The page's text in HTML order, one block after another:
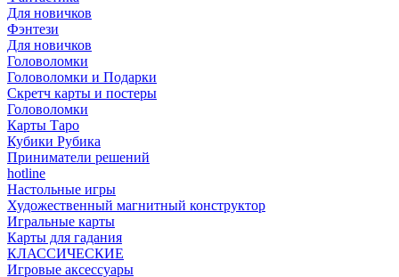
Для новичков
Фэнтези
Для новичков
Головоломки
Головоломки и Подарки
Cкретч карты и постеры
Головоломки
Карты Таро
Кубики Рубика
Приниматели решений
hotline
Настольные игры
Художественный магнитный конструктор
Игральные карты
Карты для гадания
КЛАССИЧЕСКИЕ
Игровые аксессуары